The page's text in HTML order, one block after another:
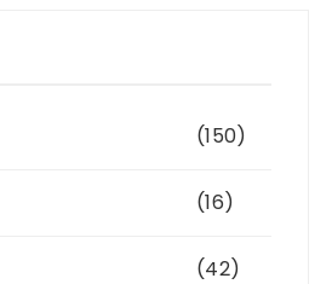
(150)
(16)
(42)